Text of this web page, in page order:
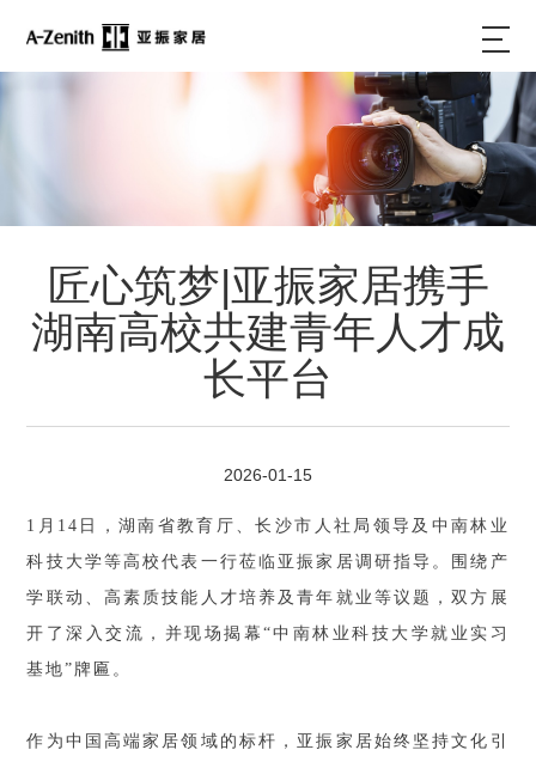
匠心筑梦|亚振家居携手
湖南高校共建青年人才成
长平台
2026-01-15
1月14日，湖南省教育厅、长沙市人社局领导及中南林业
科技大学等高校代表一行莅临亚振家居调研指导。围绕产
学联动、高素质技能人才培养及青年就业等议题，双方展
开了深入交流，并现场揭幕“中南林业科技大学就业实习
基地”牌匾。
作为中国高端家居领域的标杆，亚振家居始终坚持文化引